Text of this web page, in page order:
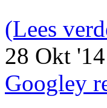
(Lees
28 Okt
Googley